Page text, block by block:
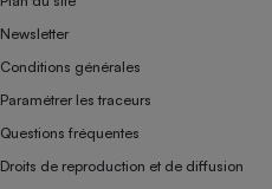
Newsletter
Conditions générales
Paramétrer les traceurs
Questions fréquentes
Droits de reproduction et de diffusion